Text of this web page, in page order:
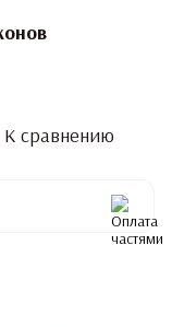
К сравнению